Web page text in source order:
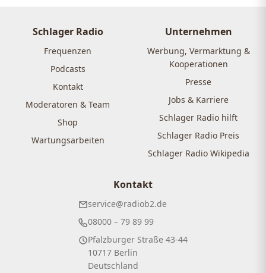
Schlager Radio
Frequenzen
Podcasts
Kontakt
Moderatoren & Team
Shop
Wartungsarbeiten
Unternehmen
Werbung, Vermarktung &
Kooperationen
Presse
Jobs & Karriere
Schlager Radio hilft
Schlager Radio Preis
Schlager Radio Wikipedia
Kontakt
service@radiob2.de
08000 – 79 89 99
Pfalzburger Straße 43-44
10717 Berlin
Deutschland